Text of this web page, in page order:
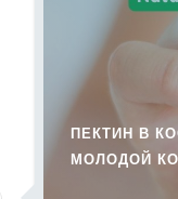
ПЕКТИН В
МОЛОДОЙ